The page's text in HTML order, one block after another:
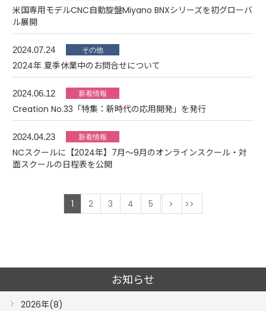
米国専用モデルCNC自動旋盤Miyano BNXシリーズを初グローバ
ル展開
2024.07.24
2024年 夏季休業中のお問合せについて
2024.06.12
Creation No.33「特集：新時代の応用開発」を発行
2024.04.23
NCスクールに【2024年】7月～9月のオンラインスクール・対
面スクールの日程表を公開
1 2 3 4 5 次
お知らせ
2026年(8)